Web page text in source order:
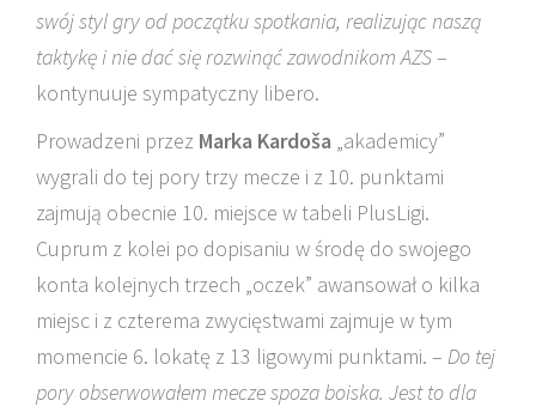
swój styl gry od początku spotkania, realizując naszą
taktykę i nie dać się rozwinąć zawodnikom AZS–
kontynuuje sympatyczny libero.
Prowadzeni przez Marka Kardoša „akademicy”
wygrali do tej pory trzy mecze i z 10. punktami
zajmują obecnie 10. miejsce w tabeli PlusLigi.
Cuprum z kolei po dopisaniu w środę do swojego
konta kolejnych trzech „oczek” awansował o kilka
miejsc i z czterema zwycięstwami zajmuje w tym
momencie 6. lokatę z 13 ligowymi punktami. – Do tej
pory obserwowałem mecze spoza boiska. Jest to dla